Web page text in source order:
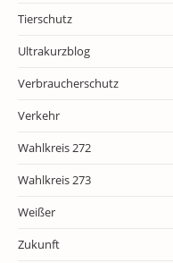
Tierschutz
Ultrakurzblog
Verbraucherschutz
Verkehr
Wahlkreis 272
Wahlkreis 273
Weißer
Zukunft